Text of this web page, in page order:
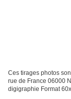
Ces tirages photos
rue de France 06000
digigraphie Format